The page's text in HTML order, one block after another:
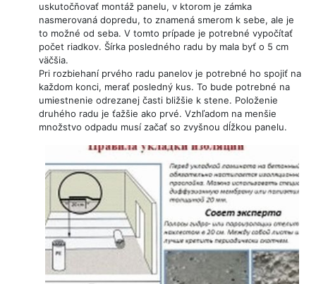
uskutočňovať montáž panelu, v ktorom je zámka
nasmerovaná dopredu, to znamená smerom k sebe, ale je
to možné od seba. V tomto prípade je potrebné vypočítať
počet riadkov. Šírka posledného radu by mala byť o 5 cm
väčšia.
Pri rozbiehaní prvého radu panelov je potrebné ho spojiť na
každom konci, merať posledný kus. To bude potrebné na
umiestnenie odrezanej časti bližšie k stene. Položenie
druhého radu je ťažšie ako prvé. Vzhľadom na menšie
množstvo odpadu musí začať so zvyšnou dĺžkou panelu.